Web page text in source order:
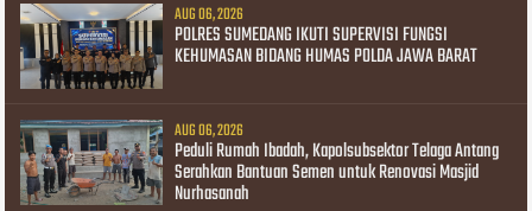
AUG 06, 2026
POLRES SUMEDANG IKUTI SUPERVISI FUNGSI
KEHUMASAN BIDANG HUMAS POLDA JAWA BARAT
AUG 06, 2026
Peduli Rumah Ibadah, Kapolsubsektor Telaga Antang
Serahkan Bantuan Semen untuk Renovasi Masjid
Nurhasanah